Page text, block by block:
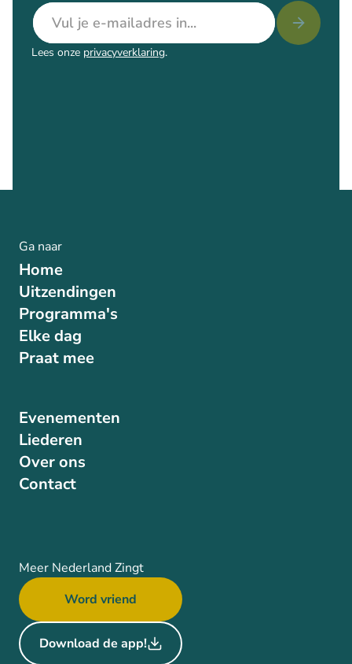
E-mailadres
Lees onze privacyverklaring.
Ga naar
Home
Uitzendingen
Programma's
Elke dag
Praat mee
Evenementen
Liederen
Over ons
Contact
Meer Nederland Zingt
Word vriend
Download de app!